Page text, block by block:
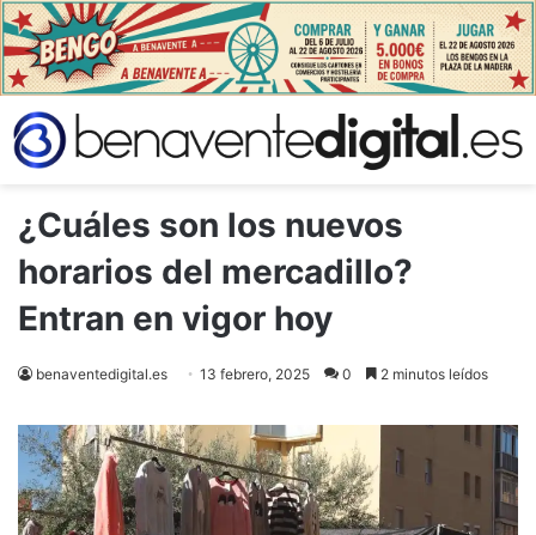
¿Cuáles son los nuevos
horarios del mercadillo?
Entran en vigor hoy
benaventedigital.es 13 febrero, 2025 0 2 minutos leídos